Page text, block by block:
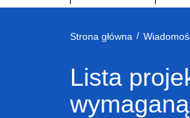
Strona główna /
Lista